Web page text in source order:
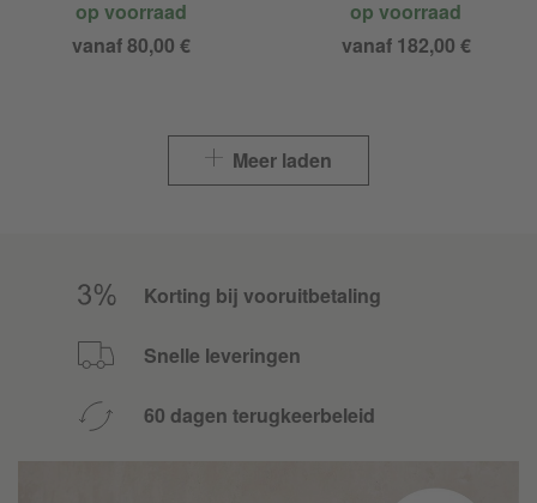
op voorraad
vanaf 80,00 €
op voorraad
vanaf 182,00 €
Meer laden
Korting bij vooruitbetaling
Snelle leveringen
60 dagen terugkeerbeleid